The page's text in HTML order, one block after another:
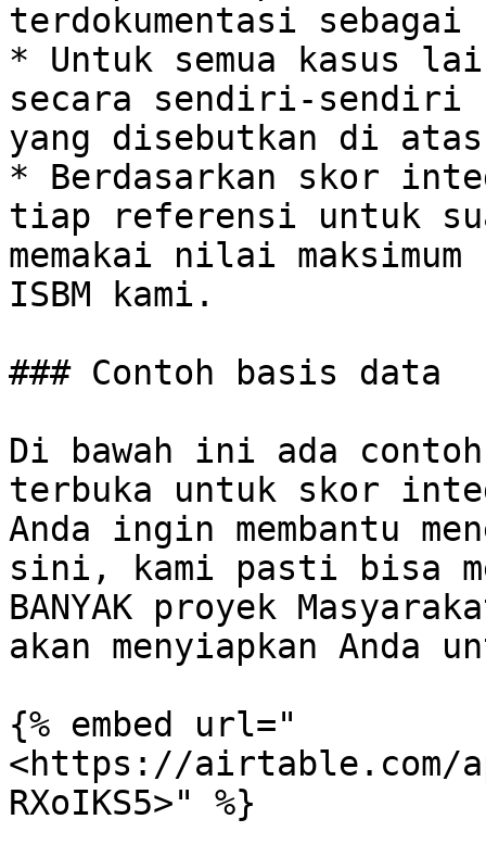
terdokumentasi
* Untuk semua kasus
secara sendiri-sendiri
yang disebutkan di
* Berdasarkan skor
tiap referensi untuk
memakai nilai
ISBM kami.
### Contoh basis data
Di bawah ini ada
terbuka untuk skor
Anda ingin membantu
sini, kami pasti bisa
BANYAK proyek
akan menyiapkan Anda
{% embed url="
<https://airtable.com/
RXoIKS5>" %}